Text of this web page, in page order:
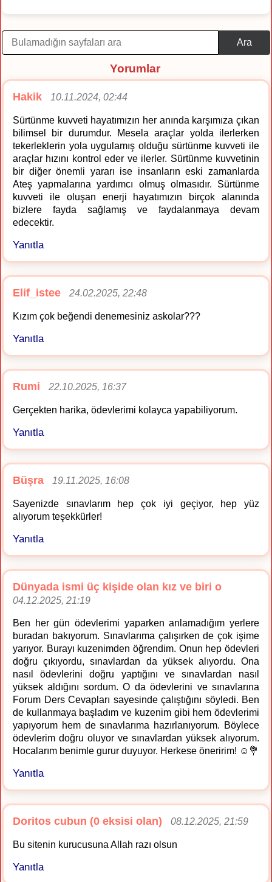
Ara
Yorumlar
Hakik 10.11.2024, 02:44
Sürtünme kuvveti hayatımızın her anında karşımıza çıkan
bilimsel bir durumdur. Mesela araçlar yolda ilerlerken
tekerleklerin yola uygulamış olduğu sürtünme kuvveti ile
araçlar hızını kontrol eder ve ilerler. Sürtünme kuvvetinin
bir diğer önemli yararı ise insanların eski zamanlarda
Ateş yapmalarına yardımcı olmuş olmasıdır. Sürtünme
kuvveti ile oluşan enerji hayatımızın birçok alanında
bizlere fayda sağlamış ve faydalanmaya devam
edecektir.
Yanıtla
Elif_istee 24.02.2025, 22:48
Kızım çok beğendi denemesiniz askolar???
Yanıtla
Rumi 22.10.2025, 16:37
Gerçekten harika, ödevlerimi kolayca yapabiliyorum.
Yanıtla
Büşra 19.11.2025, 16:08
Sayenizde sınavlarım hep çok iyi geçiyor, hep yüz
alıyorum teşekkürler!
Yanıtla
Dünyada ismi üç kişide olan kız ve biri o
04.12.2025, 21:19
Ben her gün ödevlerimi yaparken anlamadığım yerlere
buradan bakıyorum. Sınavlarıma çalışırken de çok işime
yarıyor. Burayı kuzenimden öğrendim. Onun hep ödevleri
doğru çıkıyordu, sınavlardan da yüksek alıyordu. Ona
nasıl ödevlerini doğru yaptığını ve sınavlardan nasıl
yüksek aldığını sordum. O da ödevlerini ve sınavlarına
Forum Ders Cevapları sayesinde çalıştığını söyledi. Ben
de kullanmaya başladım ve kuzenim gibi hem ödevlerimi
yapıyorum hem de sınavlarıma hazırlanıyorum. Böylece
ödevlerim doğru oluyor ve sınavlardan yüksek alıyorum.
Hocalarım benimle gurur duyuyor. Herkese öneririm! ☺️💐
Yanıtla
Doritos cubun (0 eksisi olan) 08.12.2025, 21:59
Bu sitenin kurucusuna Allah razı olsun
Yanıtla